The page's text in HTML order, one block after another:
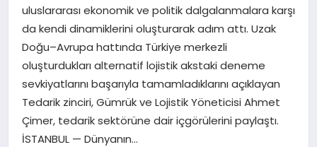
MAGAZIN
EĞITIM
uluslararası ekonomik ve politik dalgalanmalara karşı
da kendi dinamiklerini oluşturarak adım attı. Uzak
Doğu–Avrupa hattında Türkiye merkezli
oluşturdukları alternatif lojistik akstaki deneme
sevkiyatlarını başarıyla tamamladıklarını açıklayan
Tedarik zinciri, Gümrük ve Lojistik Yöneticisi Ahmet
Çimer, tedarik sektörüne dair içgörülerini paylaştı.
İSTANBUL — Dünyanın…